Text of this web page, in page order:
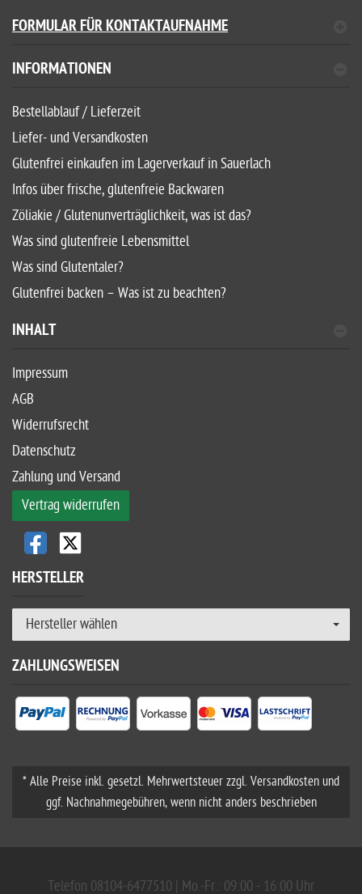
FORMULAR FÜR KONTAKTAUFNAHME
INFORMATIONEN
Bestellablauf / Lieferzeit
Liefer- und Versandkosten
Glutenfrei einkaufen im Lagerverkauf in Sauerlach
Infos über frische, glutenfreie Backwaren
Zöliakie / Glutenunverträglichkeit, was ist das?
Was sind glutenfreie Lebensmittel
Was sind Glutentaler?
Glutenfrei backen – Was ist zu beachten?
INHALT
Impressum
AGB
Widerrufsrecht
Datenschutz
Zahlung und Versand
Vertrag widerrufen
HERSTELLER
Hersteller wählen
ZAHLUNGSWEISEN
* Alle Preise inkl. gesetzl. Mehrwertsteuer zzgl. Versandkosten und
ggf. Nachnahmegebühren, wenn nicht anders beschrieben
Telefon 08104-6477510 | Mo.-Fr.: 09:00 - 16:00 Uhr